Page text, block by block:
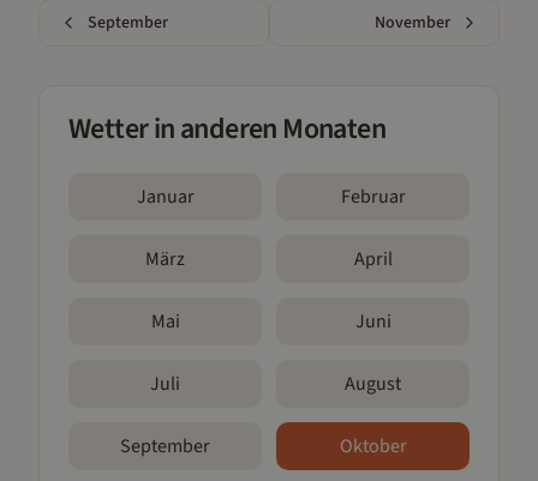
September November
Wetter in anderen Monaten
Januar Februar
März April
Mai Juni
Juli August
September Oktober